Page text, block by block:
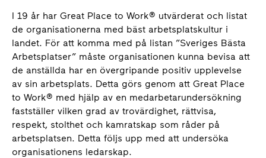
I 19 år har Great Place to Work® utvärderat och listat
de organisationerna med bäst arbetsplatskultur i
landet. För att komma med på listan ”Sveriges Bästa
Arbetsplatser” måste organisationen kunna bevisa att
de anställda har en övergripande positiv upplevelse
av sin arbetsplats. Detta görs genom att Great Place
to Work® med hjälp av en medarbetarundersökning
fastställer vilken grad av trovärdighet, rättvisa,
respekt, stolthet och kamratskap som råder på
arbetsplatsen. Detta följs upp med att undersöka
organisationens ledarskap.